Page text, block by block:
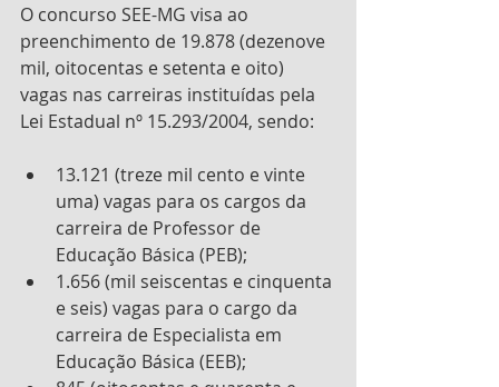
O concurso SEE-MG visa ao
preenchimento de 19.878 (dezenove
mil, oitocentas e setenta e oito)
vagas nas carreiras instituídas pela
Lei Estadual nº 15.293/2004, sendo:
13.121 (treze mil cento e vinte
uma) vagas para os cargos da
carreira de Professor de
Educação Básica (PEB);
1.656 (mil seiscentas e cinquenta
e seis) vagas para o cargo da
carreira de Especialista em
Educação Básica (EEB);